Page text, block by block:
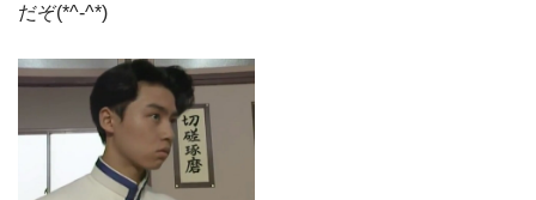
だぞ(*^-^*)